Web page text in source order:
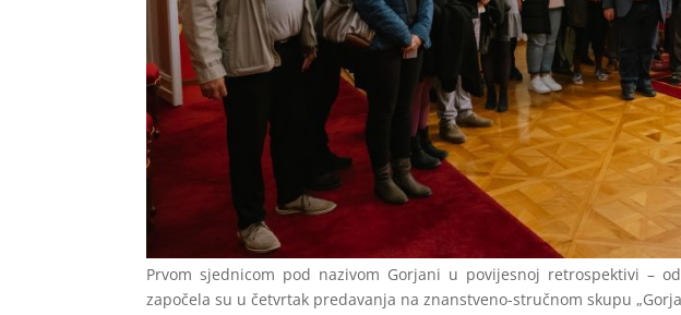
Prvom sjednicom pod nazivom Gorjani u povijesnoj retrospektivi –
započela su u četvrtak predavanja na znanstveno-stručnom skupu